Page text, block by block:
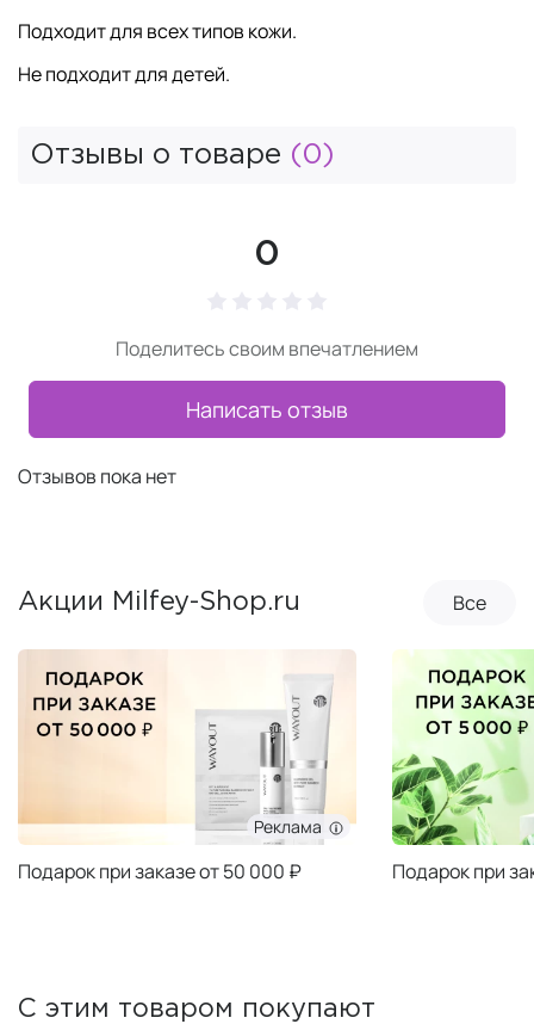
Подходит для всех типов кожи.
Не подходит для детей.
Отзывы о товаре (0)
0
Поделитесь своим впечатлением
Написать отзыв
Отзывов пока нет
Акции Milfey-Shop.ru Все
Реклама
Подарок при заказе от 50 000 ₽ Подарок при
С этим товаром покупают